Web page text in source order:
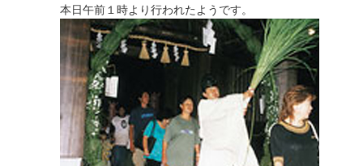
本日午前１時より行われたようです。